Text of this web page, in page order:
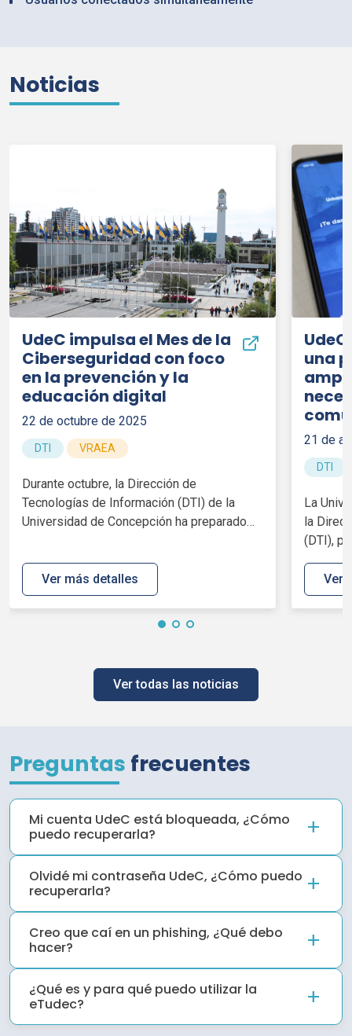
Noticias
UdeC impulsa el Mes de la
Ciberseguridad con foco
en la prevención y la
educación digital
22 de octubre de 2025
DTI VRAEA
Durante octubre, la Dirección de
Tecnologías de Información (DTI) de la
Universidad de Concepción ha preparado
Ver más detalles
UdeC
una
21 de
DTI
La
la
(DTI),
Ver
Ver todas las noticias
Preguntas frecuentes
Mi cuenta UdeC está bloqueada, ¿Cómo
puedo recuperarla?
Olvidé mi contraseña UdeC, ¿Cómo puedo
recuperarla?
Creo que caí en un phishing, ¿Qué debo
hacer?
¿Qué es y para qué puedo utilizar la
eTudec?